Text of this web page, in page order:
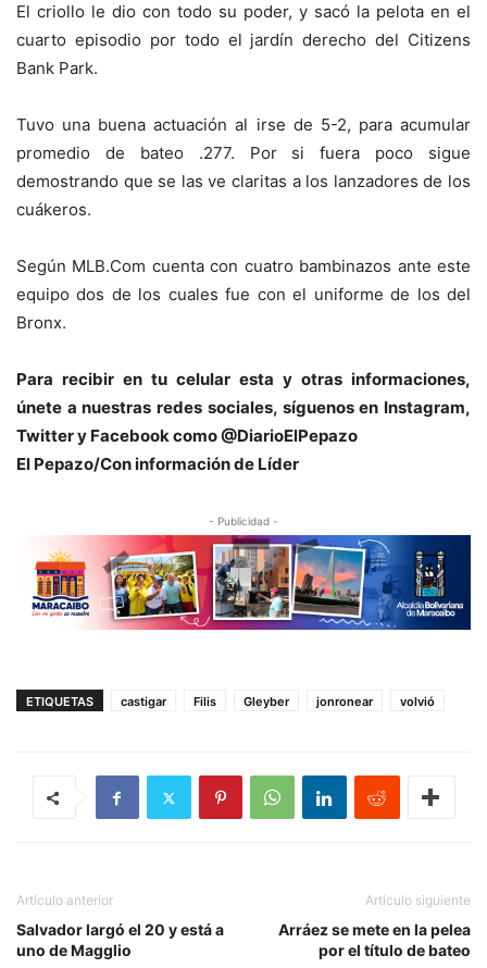
El criollo le dio con todo su poder, y sacó la pelota en el
cuarto episodio por todo el jardín derecho del Citizens
Bank Park.
Tuvo una buena actuación al irse de 5-2, para acumular
promedio de bateo .277. Por si fuera poco sigue
demostrando que se las ve claritas a los lanzadores de los
cuákeros.
Según MLB.Com cuenta con cuatro bambinazos ante este
equipo dos de los cuales fue con el uniforme de los del
Bronx.
Para recibir en tu celular esta y otras informaciones,
únete a nuestras redes sociales, síguenos en Instagram,
Twitter y Facebook como @DiarioElPepazo
El Pepazo/Con información de Líder
- Publicidad -
ETIQUETAS castigar Filis Gleyber jonronear volvió
Artículo anterior
Salvador largó el 20 y está a
uno de Magglio
Artículo siguiente
Arráez se mete en la pelea
por el título de bateo